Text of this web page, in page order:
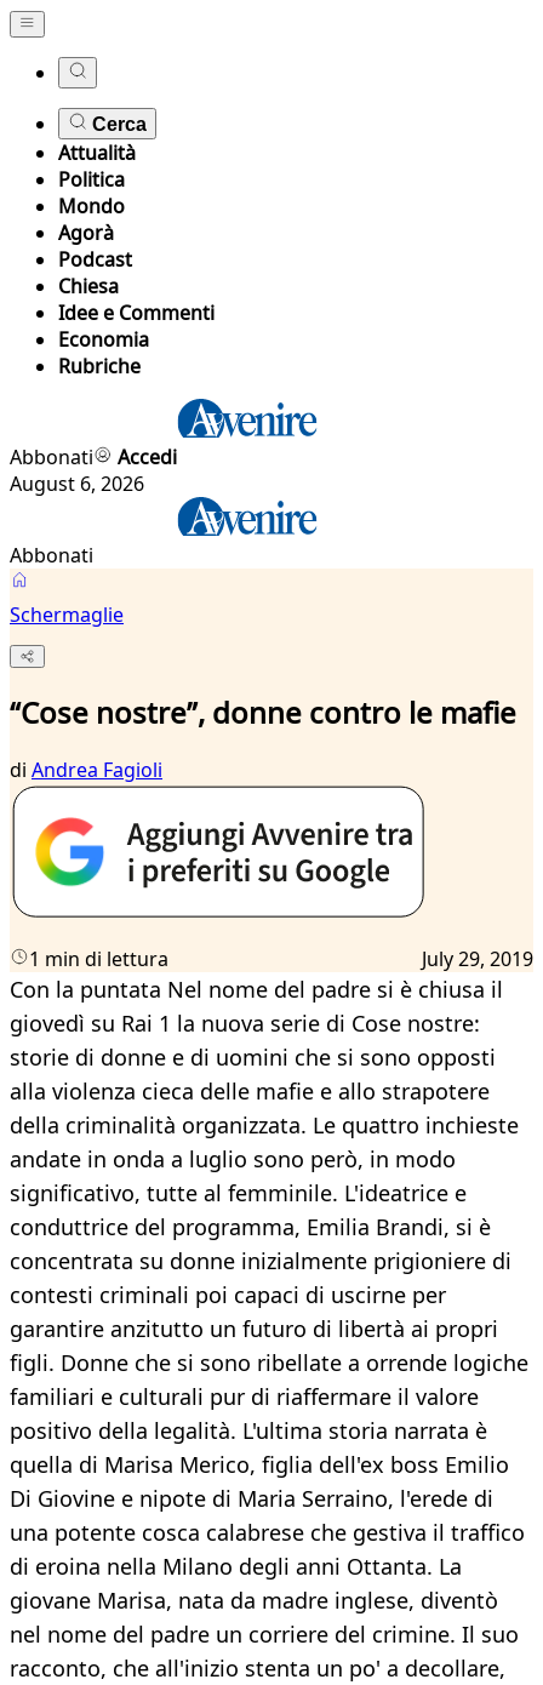
Cerca
Attualità
Politica
Mondo
Agorà
Podcast
Chiesa
Idee e Commenti
Economia
Rubriche
Abbonati
Accedi
August 6, 2026
Abbonati
Schermaglie
“Cose nostre”, donne contro le mafie
di Andrea Fagioli
1 min di lettura July 29, 2019
Con la puntata Nel nome del padre si è chiusa il
giovedì su Rai 1 la nuova serie di Cose nostre:
storie di donne e di uomini che si sono opposti
alla violenza cieca delle mafie e allo strapotere
della criminalità organizzata. Le quattro inchieste
andate in onda a luglio sono però, in modo
significativo, tutte al femminile. L'ideatrice e
conduttrice del programma, Emilia Brandi, si è
concentrata su donne inizialmente prigioniere di
contesti criminali poi capaci di uscirne per
garantire anzitutto un futuro di libertà ai propri
figli. Donne che si sono ribellate a orrende logiche
familiari e culturali pur di riaffermare il valore
positivo della legalità. L'ultima storia narrata è
quella di Marisa Merico, figlia dell'ex boss Emilio
Di Giovine e nipote di Maria Serraino, l'erede di
una potente cosca calabrese che gestiva il traffico
di eroina nella Milano degli anni Ottanta. La
giovane Marisa, nata da madre inglese, diventò
nel nome del padre un corriere del crimine. Il suo
racconto, che all'inizio stenta un po' a decollare,